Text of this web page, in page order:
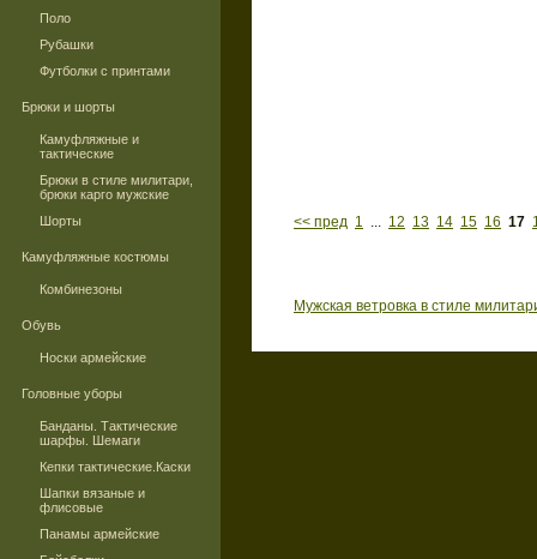
Поло
Рубашки
Футболки с принтами
Брюки и шорты
Камуфляжные и
тактические
Брюки в стиле милитари,
брюки карго мужские
Шорты
Камуфляжные костюмы
Комбинезоны
Обувь
Носки армейские
Головные уборы
Банданы. Тактические
шарфы. Шемаги
Кепки тактические.Каски
Шапки вязаные и
флисовые
Панамы армейские
<< пред 1 ... 12 13 14 15 16 17
Мужская ветровка в стиле